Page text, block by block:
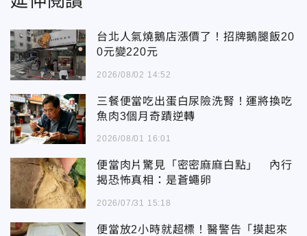
台北人氣燒鵝店漲價了！招牌鵝腿飯20
0元變220元
2026/08/02 14:52
三餐便當吃出蛋白尿險洗腎！運將換吃
魚肉3個月奇蹟逆轉
2026/08/01 16:01
便當肉片驚見「密密麻麻白點」 內行
揭恐怖真相：是蒼蠅卵
2026/07/31 15:18
便當放2小時就超標！醫警告「摸起來